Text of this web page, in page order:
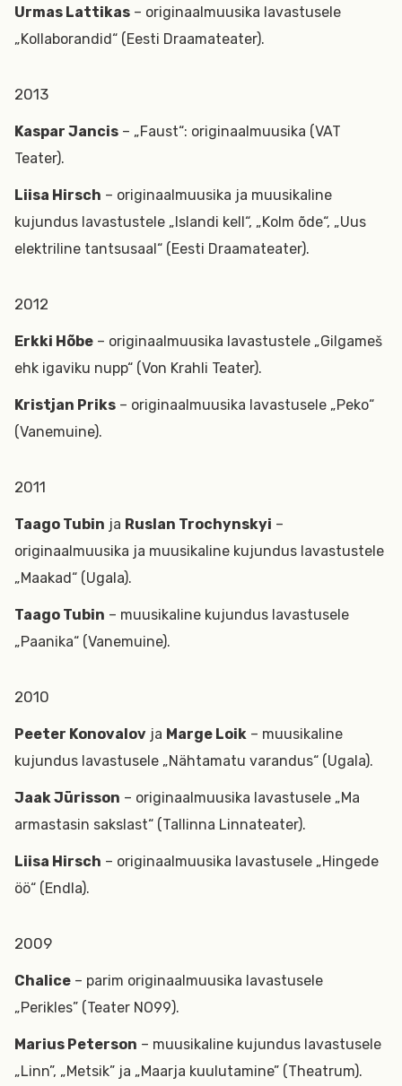
Urmas Lattikas – originaalmuusika lavastusele
„Kollaborandid“ (Eesti Draamateater).
2013
Kaspar Jancis – „Faust“: originaalmuusika (VAT
Teater).
Liisa Hirsch – originaalmuusika ja muusikaline
kujundus lavastustele „Islandi kell“, „Kolm õde“, „Uus
elektriline tantsusaal“ (Eesti Draamateater).
2012
Erkki Hõbe – originaalmuusika lavastustele „Gilgameš
ehk igaviku nupp“ (Von Krahli Teater).
Kristjan Priks – originaalmuusika lavastusele „Peko“
(Vanemuine).
2011
Taago Tubin ja Ruslan Trochynskyi –
originaalmuusika ja muusikaline kujundus lavastustele
„Maakad“ (Ugala).
Taago Tubin – muusikaline kujundus lavastusele
„Paanika“ (Vanemuine).
2010
Peeter Konovalov ja Marge Loik – muusikaline
kujundus lavastusele „Nähtamatu varandus“ (Ugala).
Jaak Jürisson – originaalmuusika lavastusele „Ma
armastasin sakslast“ (Tallinna Linnateater).
Liisa Hirsch – originaalmuusika lavastusele „Hingede
öö“ (Endla).
2009
Chalice – parim originaalmuusika lavastusele
„Perikles” (Teater NO99).
Marius Peterson – muusikaline kujundus lavastusele
„Linn”, „Metsik” ja „Maarja kuulutamine” (Theatrum).